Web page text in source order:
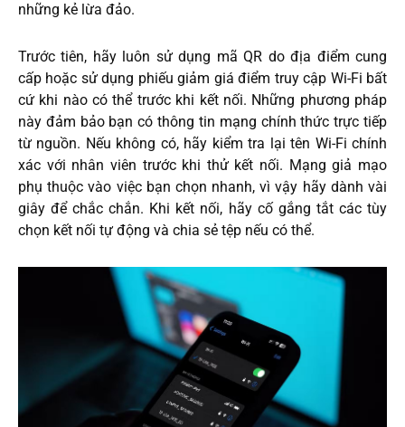
những kẻ lừa đảo.
Trước tiên, hãy luôn sử dụng mã QR do địa điểm cung
cấp hoặc sử dụng phiếu giảm giá điểm truy cập Wi-Fi bất
cứ khi nào có thể trước khi kết nối. Những phương pháp
này đảm bảo bạn có thông tin mạng chính thức trực tiếp
từ nguồn. Nếu không có, hãy kiểm tra lại tên Wi-Fi chính
xác với nhân viên trước khi thử kết nối. Mạng giả mạo
phụ thuộc vào việc bạn chọn nhanh, vì vậy hãy dành vài
giây để chắc chắn. Khi kết nối, hãy cố gắng tắt các tùy
chọn kết nối tự động và chia sẻ tệp nếu có thể.